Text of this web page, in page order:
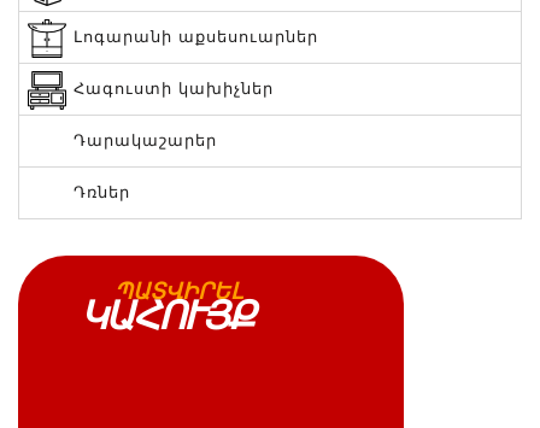
Լոգարանի աքսեսուարներ
Հագուստի կախիչներ
Դարակաշարեր
Դռներ
ՊԱՏՎԻՐԵԼ
ԿԱՀՈՒՅՔ